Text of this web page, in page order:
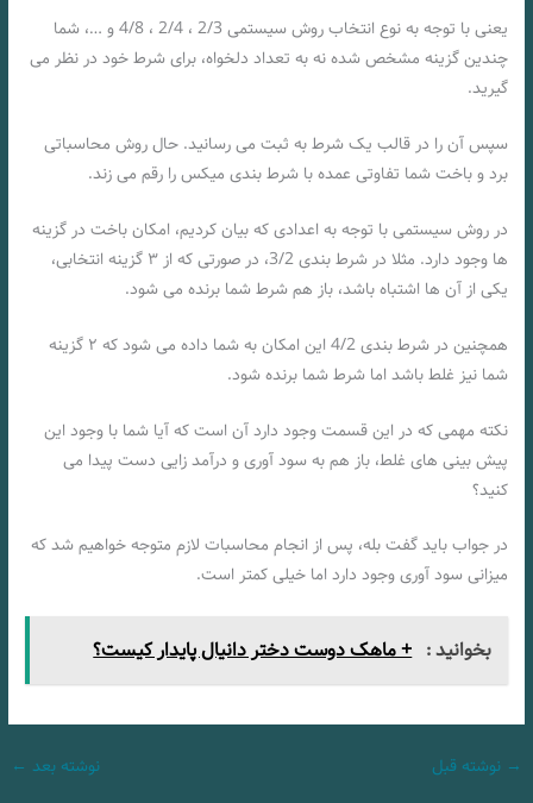
یعنی با توجه به نوع انتخاب روش سیستمی 2/3 ، 2/4 ، 4/8 و …، شما
چندین گزینه مشخص شده نه به تعداد دلخواه، برای شرط خود در نظر می
گیرید.
سپس آن را در قالب یک شرط به ثبت می رسانید. حال روش محاسباتی
برد و باخت شما تفاوتی عمده با شرط بندی میکس را رقم می زند.
در روش سیستمی با توجه به اعدادی که بیان کردیم، امکان باخت در گزینه
ها وجود دارد. مثلا در شرط بندی 3/2، در صورتی که از ۳ گزینه انتخابی،
یکی از آن ها اشتباه باشد، باز هم شرط شما برنده می شود.
همچنین در شرط بندی 4/2 این امکان به شما داده می شود که ۲ گزینه
شما نیز غلط باشد اما شرط شما برنده شود.
نکته مهمی که در این قسمت وجود دارد آن است که آیا شما با وجود این
پیش بینی های غلط، باز هم به سود آوری و درآمد زایی دست پیدا می
کنید؟
در جواب باید گفت بله، پس از انجام محاسبات لازم متوجه خواهیم شد که
میزانی سود آوری وجود دارد اما خیلی کمتر است.
بخوانید : + ماهک دوست دختر دانیال پایدار کیست؟
→ نوشته قبل نوشته بعد ←